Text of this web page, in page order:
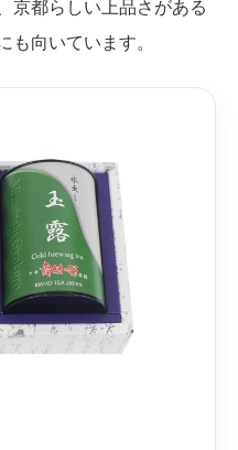
京都らしい上品さがある
も向いています。